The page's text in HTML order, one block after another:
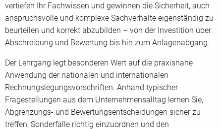
vertiefen Ihr Fachwissen und gewinnen die Sicherheit, auch
anspruchsvolle und komplexe Sachverhalte eigenständig zu
beurteilen und korrekt abzubilden – von der Investition über
Abschreibung und Bewertung bis hin zum Anlagenabgang.
Der Lehrgang legt besonderen Wert auf die praxisnahe
Anwendung der nationalen und internationalen
Rechnungslegungsvorschriften. Anhand typischer
Fragestellungen aus dem Unternehmensalltag lernen Sie,
Abgrenzungs- und Bewertungsentscheidungen sicher zu
treffen, Sonderfälle richtig einzuordnen und den